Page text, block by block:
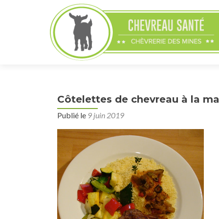
Côtelettes de chevreau à la
Publié le 9 juin 2019